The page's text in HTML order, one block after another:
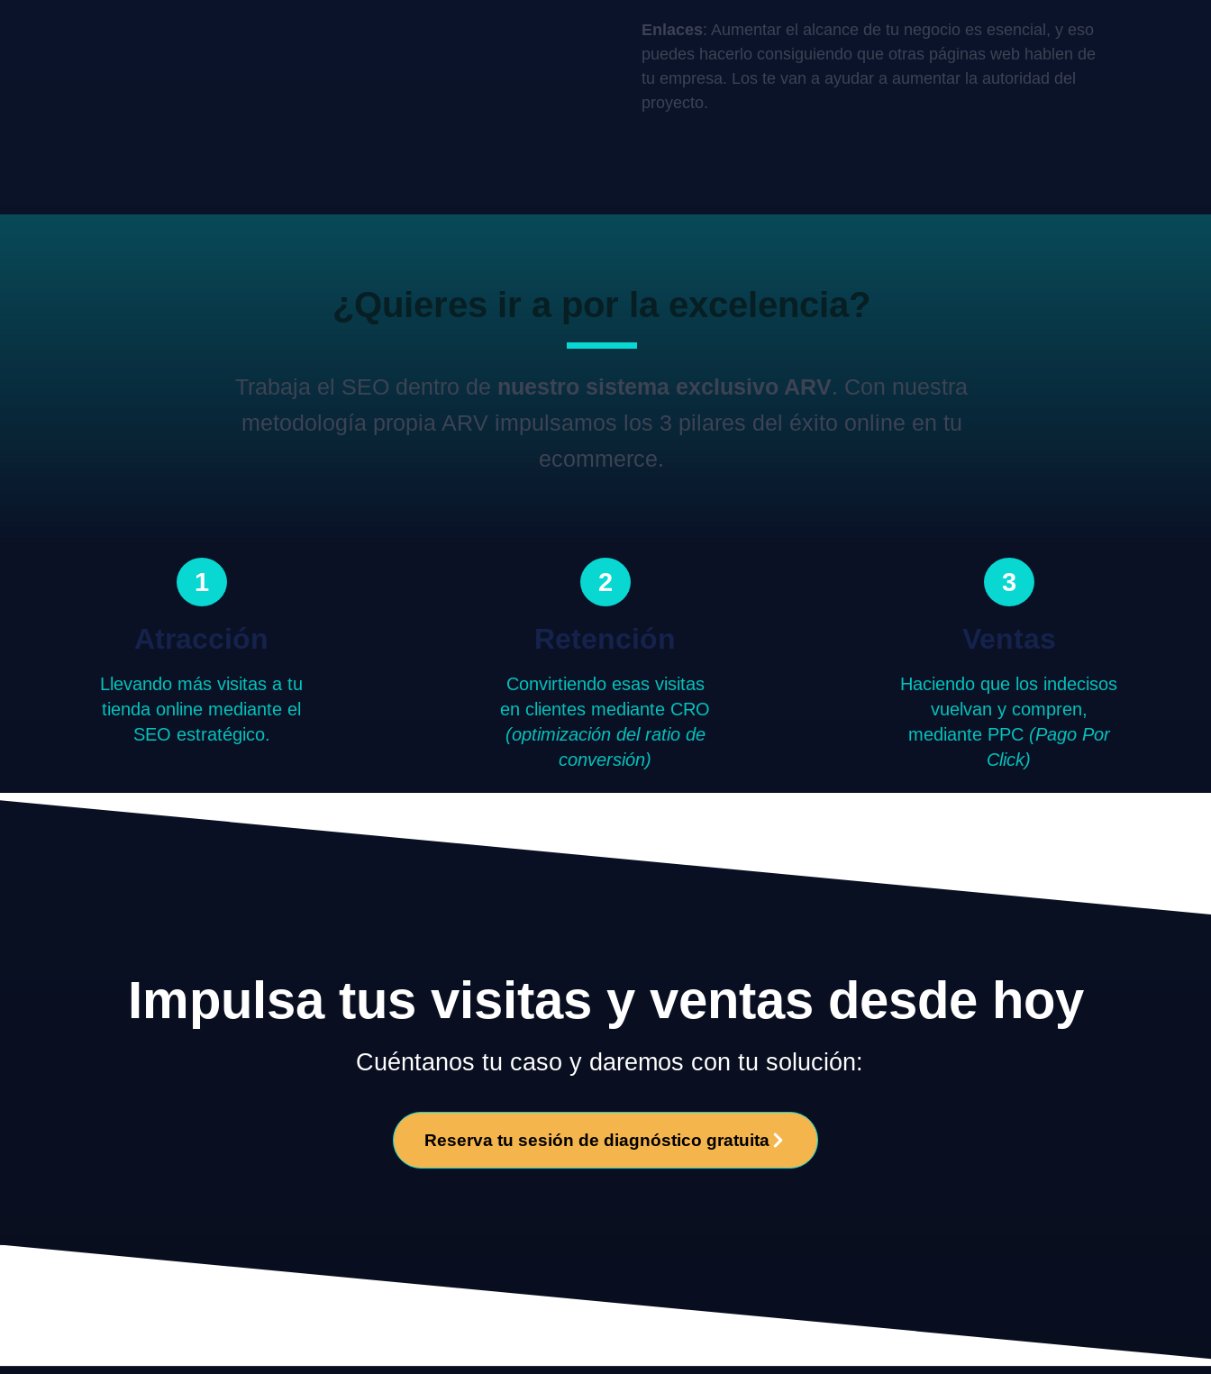
Enlaces: Aumentar el alcance de tu negocio es esencial, y eso
puedes hacerlo consiguiendo que otras páginas web hablen de
tu empresa. Los te van a ayudar a aumentar la autoridad del
proyecto.
¿Quieres ir a por la excelencia?
Trabaja el SEO dentro de nuestro sistema exclusivo ARV. Con nuestra
metodología propia ARV impulsamos los 3 pilares del éxito online en tu
ecommerce.
1
Atracción
Llevando más visitas a tu
tienda online mediante el
SEO estratégico.
2
Retención
Convirtiendo esas visitas
en clientes mediante CRO
(optimización del ratio de
conversión)
3
Ventas
Haciendo que los indecisos
vuelvan y compren,
mediante PPC (Pago Por
Click)
Impulsa tus visitas y ventas desde hoy
Cuéntanos tu caso y daremos con tu solución:
Reserva tu sesión de diagnóstico gratuita